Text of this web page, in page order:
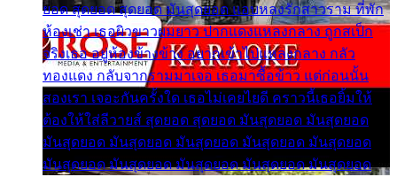
ยอด สุดยอด สุดยอด มันสุดยอด แอบหลงรักสาวราม ที่พัก
ห้องเช่า เธอผิวขาวผมยาว ปากแดงแหลงกลาง ถูกสเป็ก
จริงเธอ อยู่ห้องข้างข้าง อยากเข้าไปแหลงกลาง กลัว
ทองแดง กลับจากรามมาเจอ เธอมาซื้อข้าว แต่ก่อนนั้น
สองเรา เจอะกันครั้งใด เธอไม่เคยไยดี คราวนี้เธอยิ้มให้
ต้องให้ใส่ลีวายส์ สุดยอด สุดยอด มันสุดยอด มันสุดยอด
มันสุดยอด มันสุดยอด มันสุดยอด มันสุดยอด มันสุดยอด
มันสุดยอด มันสุดยอด มันสุดยอด มันสุดยอด มันสุดยอด